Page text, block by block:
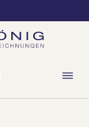
Warenkorb